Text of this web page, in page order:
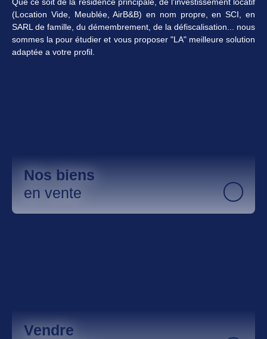
(Location Vide, Meublée, AirB&B) en nom propre, en SCI, en
SARL de famille, du démembrement, de la défiscalisation... nous
sommes la pour étudier et vous proposer "LA" meilleure solution
adaptée a votre profil.
Nos biens
en vente
Vendre